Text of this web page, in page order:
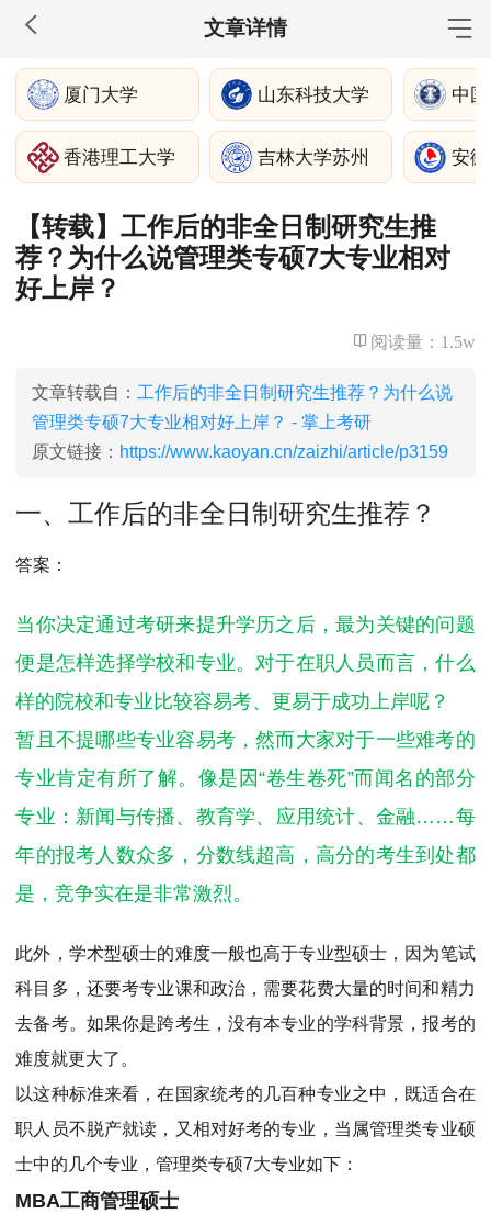
文章详情
MBA工商管理
院校库 考试报名 招生政策 学制学费
报名流程
考试真题
报考经验 招生简章
MEM工程管理
院校库 考试报名 招生政策 学制学费
报名流程
考试真题
院校库 考试报名 招生政策 学制学费
报名流程
考试真题
报考经验 招生简章
MPAcc会计专硕
考试真题
MTA旅游管理
院校库 考试报名 招生政策 学制学费
报名流程
考试真题
报考经验 招生简章
厦门大学 山东科技大学 中
香港理工大学 吉林大学苏州 安
【转载】工作后的非全日制研究生推
荐？为什么说管理类专硕7大专业相对
好上岸？
阅读量： 1.5w
文章转载自： 工作后的非全日制研究生推荐？为什么说
管理类专硕7大专业相对好上岸？ - 掌上考研
原文链接： https://www.kaoyan.cn/zaizhi/article/p3159
一、工作后的非全日制研究生推荐？
答案：
当你决定通过考研来提升学历之后，最为关键的问题
便是怎样选择学校和专业。对于在职人员而言，什么
样的院校和专业比较容易考、更易于成功上岸呢？
暂且不提哪些专业容易考，然而大家对于一些难考的
专业肯定有所了解。像是因“卷生卷死”而闻名的部分
专业：新闻与传播、教育学、应用统计、金融……每
年的报考人数众多，分数线超高，高分的考生到处都
是，竞争实在是非常激烈。
此外，学术型硕士的难度一般也高于专业型硕士，因为笔试
科目多，还要考专业课和政治，需要花费大量的时间和精力
去备考。如果你是跨考生，没有本专业的学科背景，报考的
难度就更大了。
以这种标准来看，在国家统考的几百种专业之中，既适合在
职人员不脱产就读，又相对好考的专业，当属管理类专业硕
士中的几个专业，管理类专硕7大专业如下：
MBA工商管理硕士